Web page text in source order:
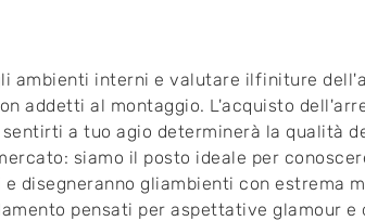
ambienti interni e valutare ilfiniture
addetti al montaggio. L'acquisto
a tuo agio determinerà la qualità
siamo il posto ideale per
disegneranno gliambienti con estrema
pensati per aspettative glamour